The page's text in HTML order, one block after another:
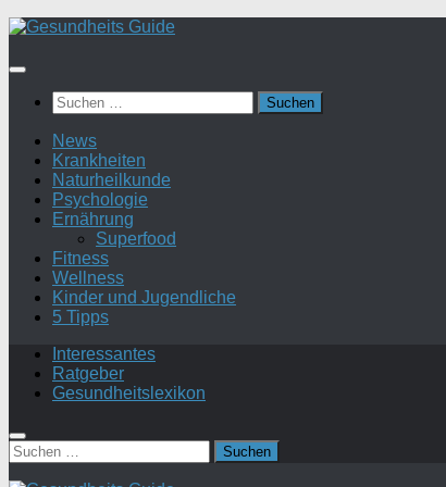
Suchen
nach:
News
Krankheiten
Naturheilkunde
Psychologie
Ernährung
Superfood
Fitness
Wellness
Kinder und Jugendliche
5 Tipps
Interessantes
Ratgeber
Gesundheitslexikon
Suchen
nach: